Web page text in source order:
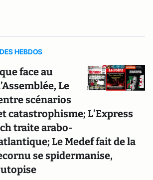
HEBDOS
face au
Le
scénarios
catastrophisme; L’Express
traite arabo-
Le Medef fait de la
se spidermanise,